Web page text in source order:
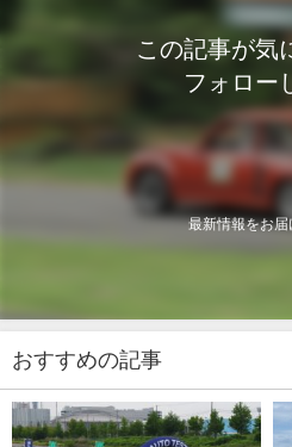
この記事が気
フォロー
最新情報をお届
おすすめの記事